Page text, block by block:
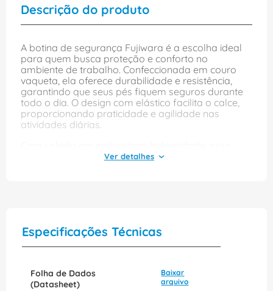
Descrição do produto
A botina de segurança Fujiwara é a escolha ideal
para quem busca proteção e conforto no
ambiente de trabalho. Confeccionada em couro
vaqueta, ela oferece durabilidade e resistência,
garantindo que seus pés fiquem seguros durante
todo o dia. O design com elástico facilita o calce,
proporcionando praticidade e agilidade nas
atividades diárias.
botina é leve e proporciona excelente aderência,
sendo uma opção versátil para diferentes
ambientes de trabalho.
Especificações Técnicas
Folha de Dados
(Datasheet)
Baixar
arquivo